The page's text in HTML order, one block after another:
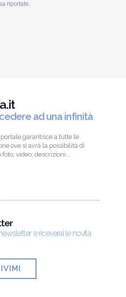
riportate.
ad una infinità
garantisce a tutte le
ove si avrà la possibilità di
video, descrizioni...
e riceverai le novità